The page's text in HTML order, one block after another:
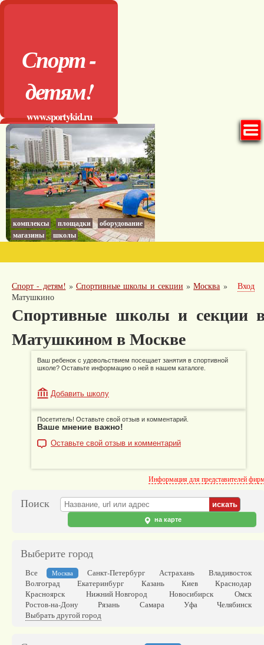
Спорт -
детям!
www.sportykid.ru
комплексы площадки
оборудование
магазины
школы
Спорт - детям! » Спортивные школы и секции »Москва »
Матушкино
Вход
Спортивные школы и секции
Матушкином в Москве
Ваш ребенок с удовольствием посещает занятия в спортивной
школе? Оставьте информацию о ней в нашем каталоге.
Добавить школу
Посетитель! Оставьте свой отзыв и комментарий.
Ваше мнение важно!
Оставьте свой отзыв и комментарий
Информация для представителей
Поиск
на карте
Выберите город
Все Москва Санкт-Петербург Астрахань
Владивосток
Волгоград
Екатеринбург Казань Киев
Краснодар
Красноярск
Нижний Новгород Новосибирск
Омск
Ростов-на-Дону
Рязань Самара Уфа
Челябинск
Выбрать другой город